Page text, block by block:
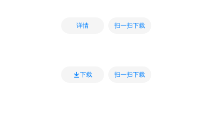
详情 扫一扫下载
下载 扫一扫下载